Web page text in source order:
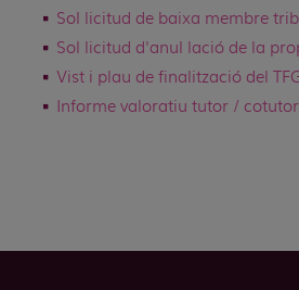
Sol·licitud de baixa membre
Sol·licitud d'anul·lació de la
Vist i plau de finalització del
Informe valoratiu tutor / cotutor